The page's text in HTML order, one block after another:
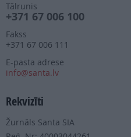
Tālrunis
+371 67 006 100
Fakss
+371 67 006 111
E-pasta adrese
info@santa.lv
Rekvizīti
Žurnāls Santa SIA